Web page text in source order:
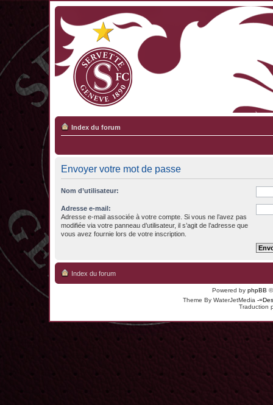
Index du forum
Envoyer votre mot de passe
Nom d’utilisateur:
Adresse e-mail:
Adresse e-mail associée à votre compte. Si vous ne l’avez pas
modifiée via votre panneau d’utilisateur, il s’agit de l’adresse que
vous avez fournie lors de votre inscription.
Index du forum
Powered by phpBB
Theme By WaterJetMedia -
Traduction